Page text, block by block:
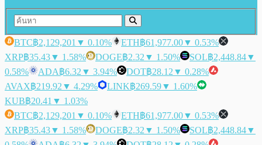
BTC฿2,129,201 ▼ 0.10% ETH฿61,977.00▼ 0.53%
XRP฿35.43▼ 1.58% DOGE฿2.32 ▼ 1.50% SOL฿2,448.84▼
0.58%
ADA฿6.32 ▼ 3.94% DOT฿28.12 ▼ 0.28%
AVAX฿219.92 ▼ 4.29% LINK฿269.59▼ 1.60%
KUB฿20.41 ▼ 1.03%
BTC฿2,129,201 ▼ 0.10% ETH฿61,977.00▼ 0.53%
XRP฿35.43▼ 1.58% DOGE฿2.32 ▼ 1.50% SOL฿2,448.84▼